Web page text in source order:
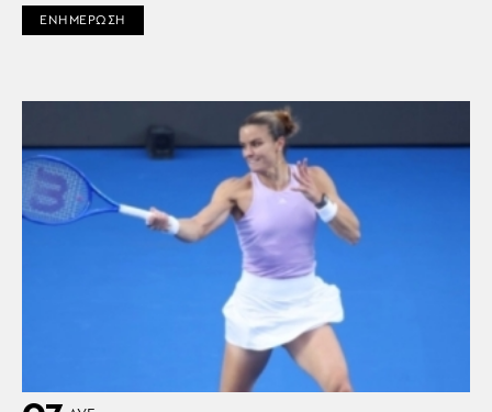
ΕΝΗΜΕΡΩΣΗ